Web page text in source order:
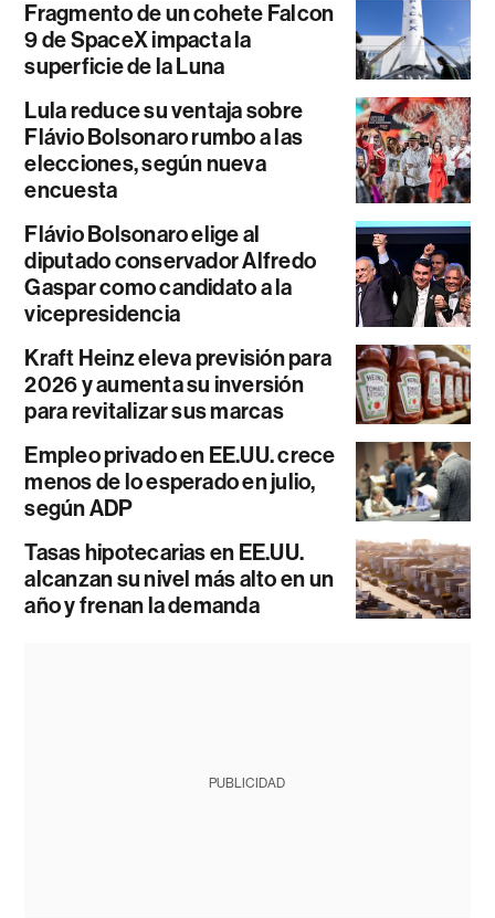
Fragmento de un cohete Falcon
9 de SpaceX impacta la
superficie de la Luna
Lula reduce su ventaja sobre
Flávio Bolsonaro rumbo a las
elecciones, según nueva
encuesta
Flávio Bolsonaro elige al
diputado conservador Alfredo
Gaspar como candidato a la
vicepresidencia
Kraft Heinz eleva previsión para
2026 y aumenta su inversión
para revitalizar sus marcas
Empleo privado en EE.UU. crece
menos de lo esperado en julio,
según ADP
Tasas hipotecarias en EE.UU.
alcanzan su nivel más alto en un
año y frenan la demanda
PUBLICIDAD